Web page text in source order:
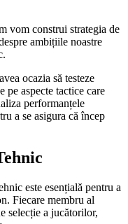
vom construi strategia de
ambițiile noastre
ocazia să testeze
pe aspecte tactice care
performanțele
a se asigura că încep
este esențială pentru a
Fiecare membru al
selecție a jucătorilor,